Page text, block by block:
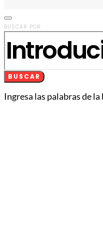
BUSCAR POR:
BUSCAR
Ingresa las palabras de